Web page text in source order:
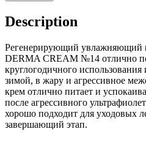
Description
Регенерирующий увлажняющий
DERMA CREAM №14 отлично
круглогодичного
зимой, в жару и агрессивное
крем отлично питает и
после агрессивного
хорошо подходит для уходовых
завершающий этап.